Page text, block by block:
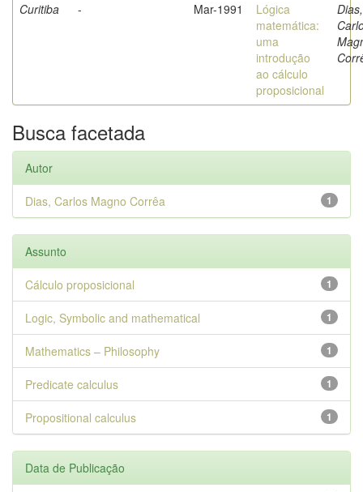
Curitiba - Mar-1991
Lógica
matemática:
uma
introdução
ao cálculo
proposicional
Dias,
Busca facetada
Autor
1
Dias, Carlos Magno Corrêa
Assunto
1
Cálculo proposicional
1
Logic, Symbolic and mathematical
1
Mathematics – Philosophy
1
Predicate calculus
1
Propositional calculus
Data de Publicação